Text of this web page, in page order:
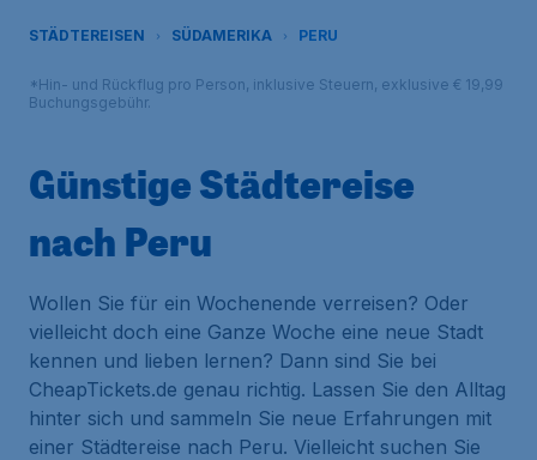
STÄDTEREISEN SÜDAMERIKA PERU
*Hin- und Rückflug pro Person, inklusive Steuern, exklusive € 19,99
Buchungsgebühr.
Günstige Städtereise
nach Peru
Wollen Sie für ein Wochenende verreisen? Oder
vielleicht doch eine Ganze Woche eine neue Stadt
kennen und lieben lernen? Dann sind Sie bei
CheapTickets.de genau richtig. Lassen Sie den Alltag
hinter sich und sammeln Sie neue Erfahrungen mit
einer Städtereise nach Peru. Vielleicht suchen Sie